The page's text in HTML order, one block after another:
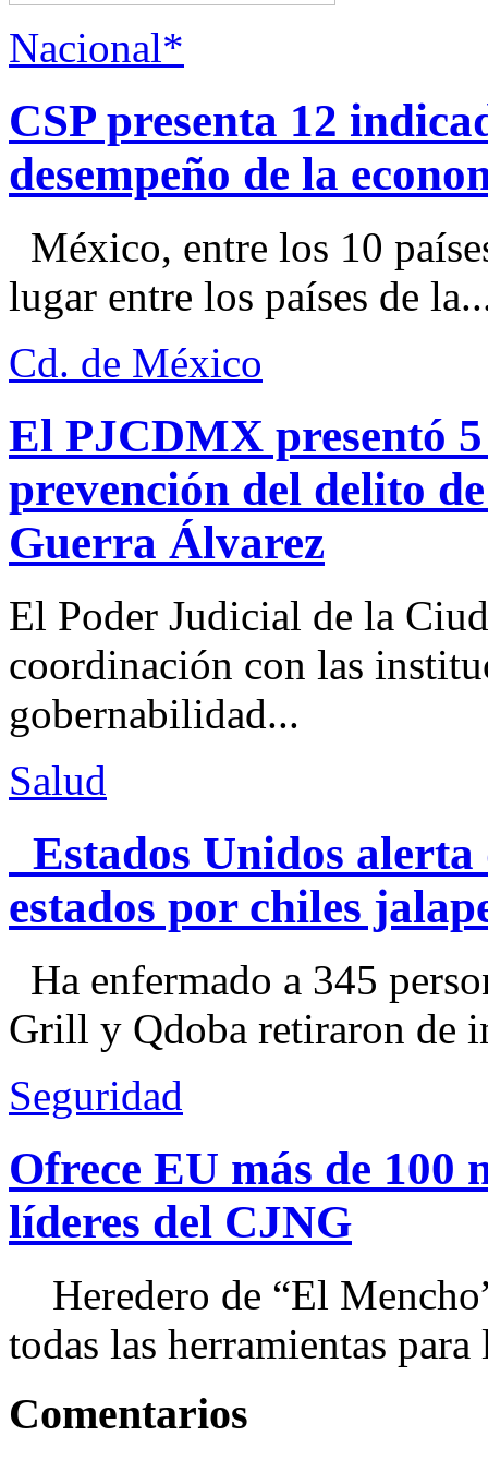
Nacional*
CSP presenta 12
desempeño de la
México, entre los 10
lugar entre los países de
Cd. de México
El PJCDMX presentó
prevención del delito
Guerra Álvarez
El Poder Judicial de la
coordinación con las
gobernabilidad...
Salud
Estados Unidos alerta
estados por chiles
Ha enfermado a 345
Grill y Qdoba retiraron de
Seguridad
Ofrece EU más de 100
líderes del CJNG
Heredero de “El
todas las herramientas
Comentarios